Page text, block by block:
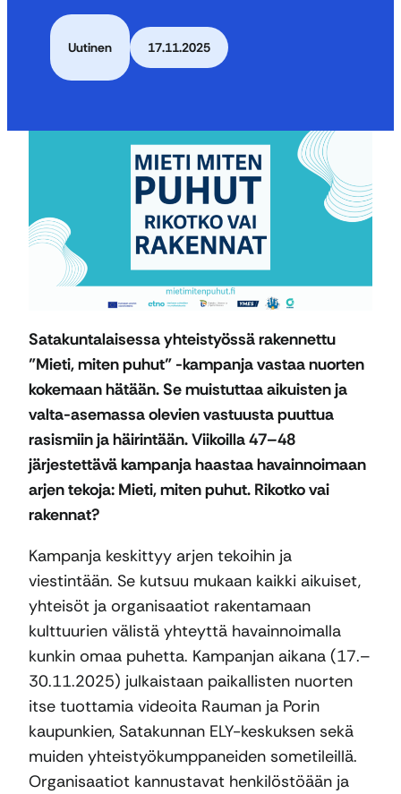
Uutinen 17.11.2025
Satakuntalaisessa yhteistyössä rakennettu
”Mieti, miten puhut” -kampanja vastaa nuorten
kokemaan hätään. Se muistuttaa aikuisten ja
valta-asemassa olevien vastuusta puuttua
rasismiin ja häirintään. Viikoilla 47–48
järjestettävä kampanja haastaa havainnoimaan
arjen tekoja: Mieti, miten puhut. Rikotko vai
rakennat?
Kampanja keskittyy arjen tekoihin ja
viestintään. Se kutsuu mukaan kaikki aikuiset,
yhteisöt ja organisaatiot rakentamaan
kulttuurien välistä yhteyttä havainnoimalla
kunkin omaa puhetta. Kampanjan aikana (17.–
30.11.2025) julkaistaan paikallisten nuorten
itse tuottamia videoita Rauman ja Porin
kaupunkien, Satakunnan ELY-keskuksen sekä
muiden yhteistyökumppaneiden sometileillä.
Organisaatiot kannustavat henkilöstöään ja